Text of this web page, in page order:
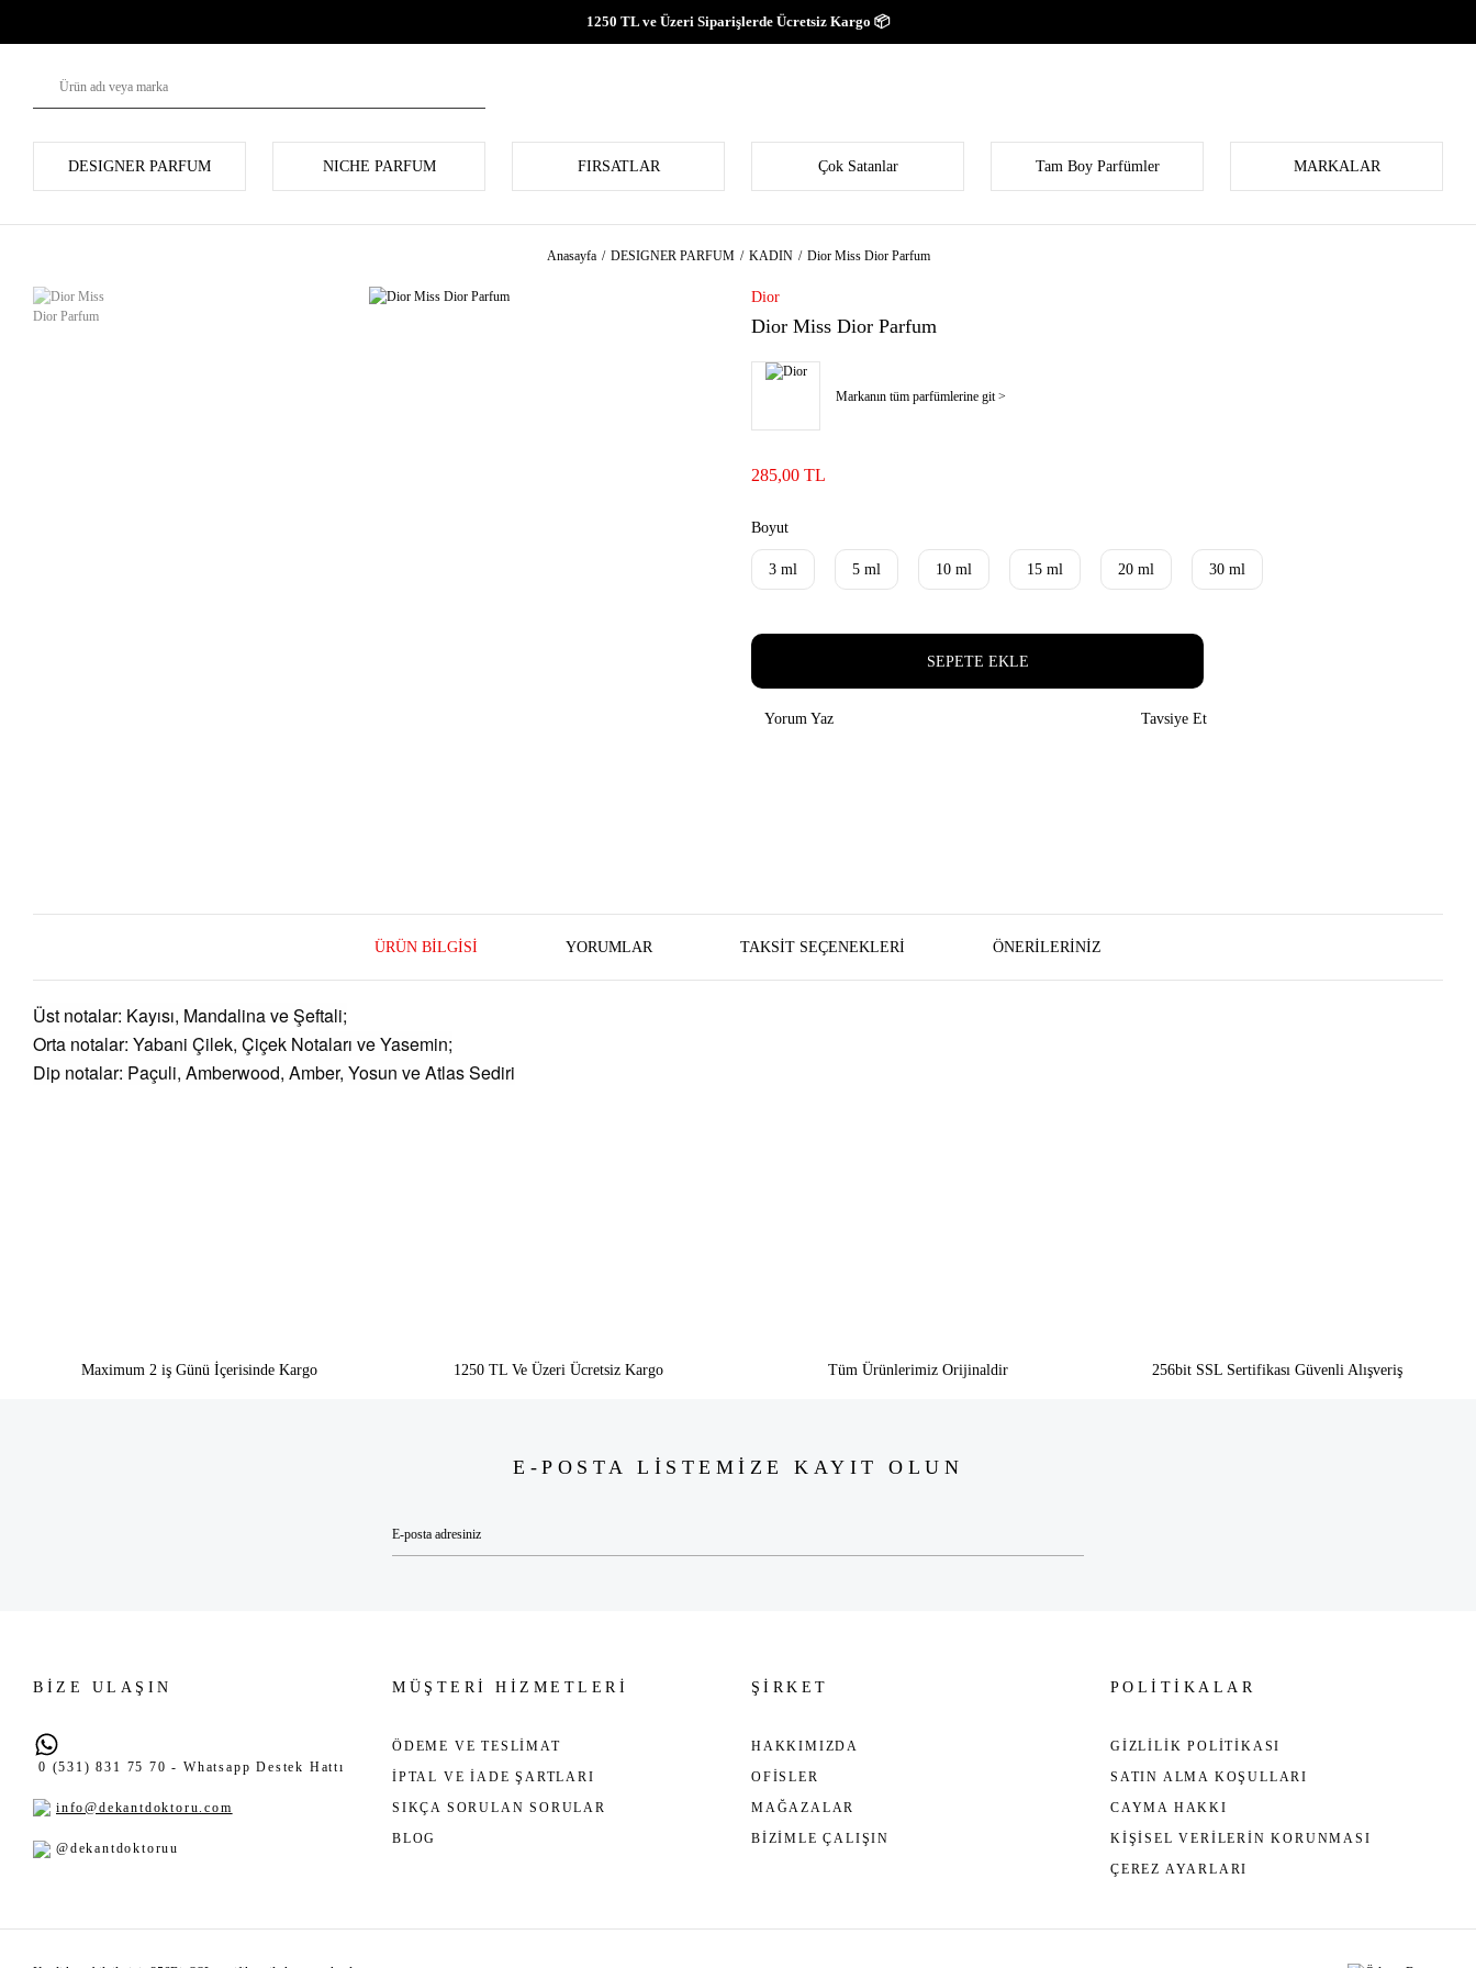
1250 TL ve Üzeri Siparişlerde Ücretsiz Kargo 📦
DESIGNER PARFUM NICHE PARFUM FIRSATLAR Çok Satanlar Tam Boy Parfümler MARKALAR
Anasayfa DESIGNER PARFUM KADIN Dior Miss Dior Parfum
Dior
Dior Miss Dior Parfum
Markanın tüm parfümlerine git >
285,00 TL
Boyut
3 ml 5 ml 10 ml 15 ml 20 ml 30 ml
SEPETE EKLE
Yorum Yaz Tavsiye Et
ÜRÜN BILGISI YORUMLAR TAKSIT SEÇENEKLERI ÖNERILERINIZ
Üst notalar: Kayısı, Mandalina ve Şeftali;
Orta notalar: Yabani Çilek, Çiçek Notaları ve Yasemin;
Dip notalar: Paçuli, Amberwood, Amber, Yosun ve Atlas Sediri
Maximum 2 iş Günü İçerisinde Kargo 1250 TL Ve Üzeri Ücretsiz Kargo Tüm Ürünlerimiz Orijinaldir 256bit SSL Sertifikası Güvenli Alışveriş
E-POSTA LİSTEMİZE KAYIT OLUN
BİZE ULAŞIN
0 (531) 831 75 70 - Whatsapp Destek Hattı
info@dekantdoktoru.com
@dekantdoktoruu
MÜŞTERİ HİZMETLERİ
ÖDEME VE TESLİMAT
İPTAL VE İADE ŞARTLARI
SIKÇA SORULAN SORULAR
BLOG
ŞİRKET
HAKKIMIZDA
OFİSLER
MAĞAZALAR
BİZİMLE ÇALIŞIN
POLİTİKALAR
GİZLİLİK POLİTİKASI
SATIN ALMA KOŞULLARI
CAYMA HAKKI
KİŞİSEL VERİLERİN KORUNMASI
ÇEREZ AYARLARI